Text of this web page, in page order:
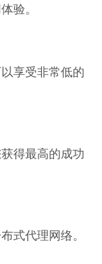
验。
享受非常低的
得最高的成功
式代理网络。